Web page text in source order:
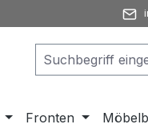
Fronten